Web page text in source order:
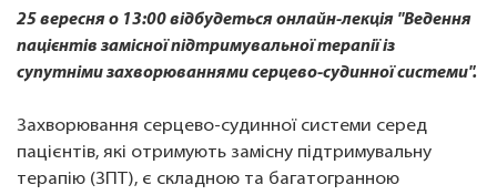
25 вересня о 13:00 відбудеться онлайн-лекція "Ведення
пацієнтів замісної підтримувальної терапії із
супутніми захворюваннями серцево-судинної системи".
Захворювання серцево-судинної системи серед
пацієнтів, які отримують замісну підтримувальну
терапію (ЗПТ), є складною та багатогранною